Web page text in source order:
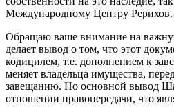
Международному Центру Рерихов.
Обращаю ваше внимание на
делает вывод о том, что этот
кодицилем, т.е. дополнением к
меняет владельца имущества,
завещанию. Но основной вывод
отношении правопередачи, что